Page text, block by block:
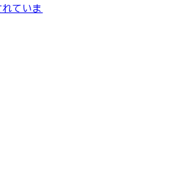
ていま